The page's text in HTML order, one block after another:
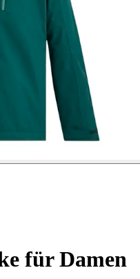
für Damen